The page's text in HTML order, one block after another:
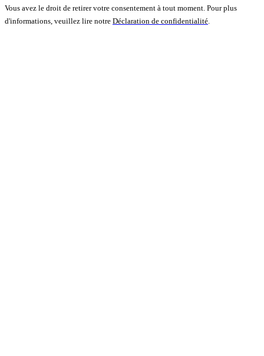
Vous avez le droit de retirer votre consentement à tout moment. Pour plus
d'informations, veuillez lire notre Déclaration de confidentialité